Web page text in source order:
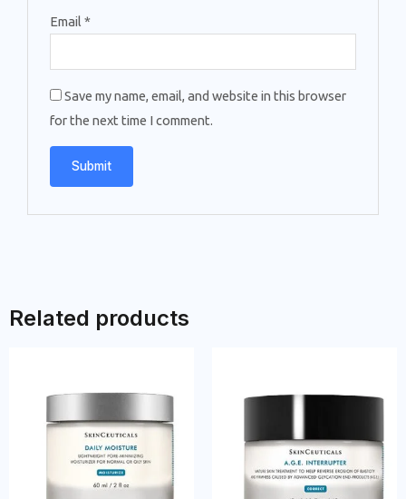
Email*
Save my name, email, and website in this browser
for the next time I comment.
Related products